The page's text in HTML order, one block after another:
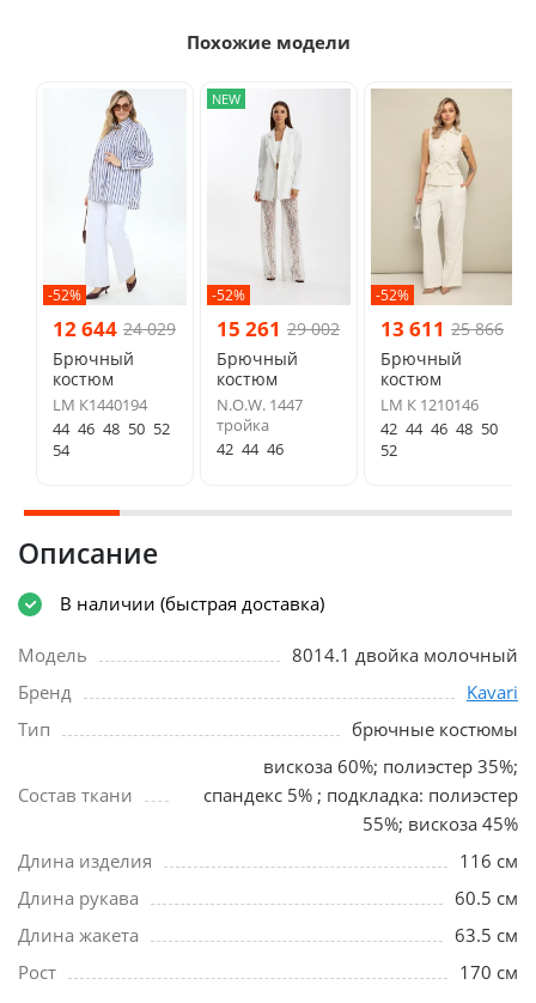
Похожие модели
-52%
12 644 24 029
Брючный
костюм
LM К1440194
44 46 48 50 52
54
NEW
-52%
15 261 29 002
Брючный
костюм
N.O.W. 1447
тройка
42 44 46
-52%
13 611 25 866
Брючный
костюм
LM К 1210146
42 44 46 48 50
52
Описание
В наличии (быстрая доставка)
Модель
8014.1 двойка молочный
Бренд
Kavari
Тип
брючные костюмы
Состав ткани
вискоза 60%; полиэстер 35%;
спандекс 5% ; подкладка: полиэстер
55%; вискоза 45%
Длина изделия
116 см
Длина рукава
60.5 см
Длина жакета
63.5 см
Рост
170 см